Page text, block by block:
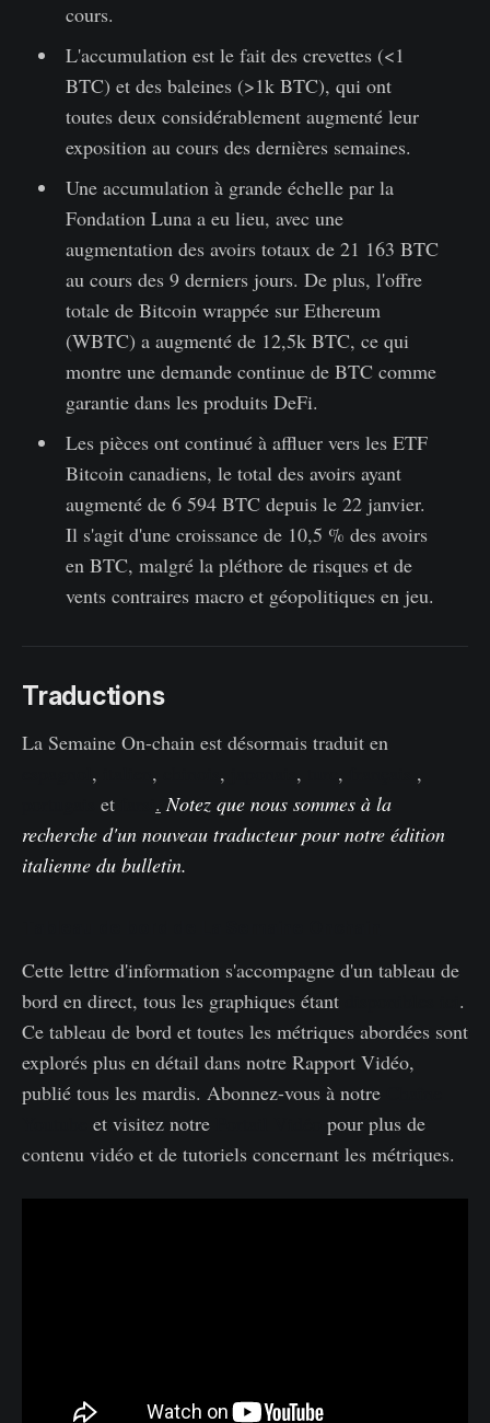
cours.
L'accumulation est le fait des crevettes (<1
BTC) et des baleines (>1k BTC), qui ont
toutes deux considérablement augmenté leur
exposition au cours des dernières semaines.
Une accumulation à grande échelle par la
Fondation Luna a eu lieu, avec une
augmentation des avoirs totaux de 21 163 BTC
au cours des 9 derniers jours. De plus, l'offre
totale de Bitcoin wrappée sur Ethereum
(WBTC) a augmenté de 12,5k BTC, ce qui
montre une demande continue de BTC comme
garantie dans les produits DeFi.
Les pièces ont continué à affluer vers les ETF
Bitcoin canadiens, le total des avoirs ayant
augmenté de 6 594 BTC depuis le 22 janvier.
Il s'agit d'une croissance de 10,5 % des avoirs
en BTC, malgré la pléthore de risques et de
vents contraires macro et géopolitiques en jeu.
Traductions
La Semaine On-chain est désormais traduit en
, , , , ,
,
et . Notez que nous sommes à la
recherche d'un nouveau traducteur pour notre édition
italienne du bulletin.
Cette lettre d'information s'accompagne d'un tableau de
bord en direct, tous les graphiques étant
.
Ce tableau de bord et toutes les métriques abordées sont
explorés plus en détail dans notre Rapport Vidéo,
publié tous les mardis. Abonnez-vous à notre
et visitez notre
pour plus de
contenu vidéo et de tutoriels concernant les métriques.